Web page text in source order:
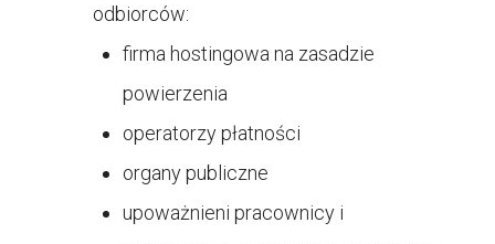
odbiorców:
firma hostingowa na zasadzie
powierzenia
operatorzy płatności
organy publiczne
upoważnieni pracownicy i